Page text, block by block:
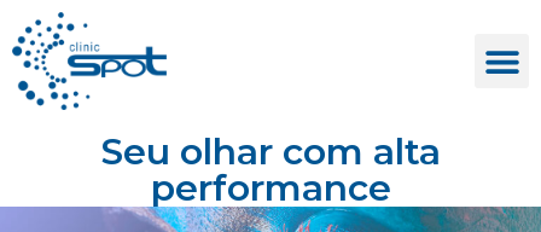
Seu olhar com alta
performance